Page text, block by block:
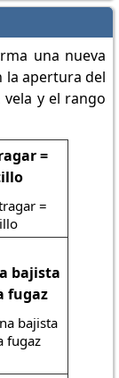
una nueva
la apertura del
y el rango
=
bajista
fugaz